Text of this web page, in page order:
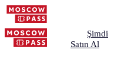
Şimdi
Satın Al